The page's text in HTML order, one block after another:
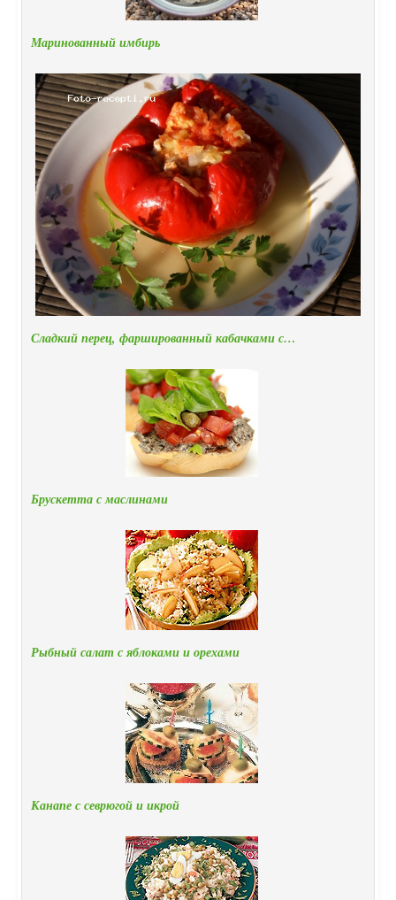
Маринованный имбирь
Сладкий перец, фаршированный кабачками с…
Брускетта с маслинами
Рыбный салат с яблоками и орехами
Канапе с севрюгой и икрой